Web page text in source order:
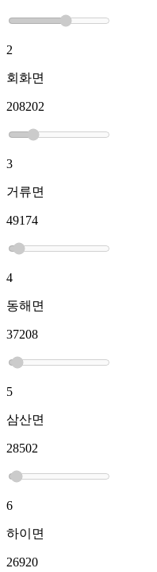
2
회화면
208202
3
거류면
49174
4
동해면
37208
5
삼산면
28502
6
하이면
26920